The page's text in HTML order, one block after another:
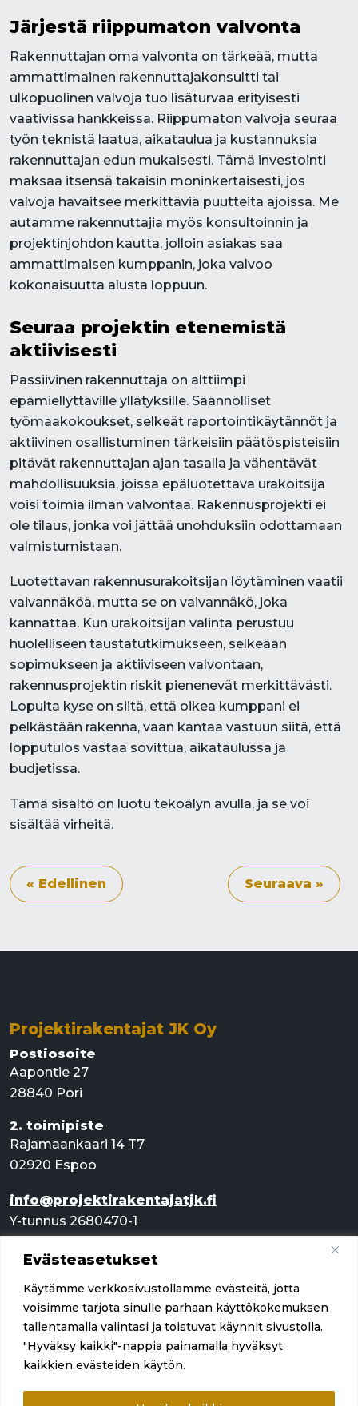
Evästeasetukset
Käytämme verkkosivustollamme evästeitä, jotta
voisimme tarjota sinulle parhaan käyttökokemuksen
tallentamalla valintasi ja toistuvat käynnit sivustolla.
"Hyväksy kaikki"-nappia painamalla hyväksyt
kaikkien evästeiden käytön.
Järjestä riippumaton valvonta
Rakennuttajan oma valvonta on tärkeää, mutta
ammattimainen rakennuttajakonsultti tai
ulkopuolinen valvoja tuo lisäturvaa erityisesti
vaativissa hankkeissa. Riippumaton valvoja seuraa
työn teknistä laatua, aikataulua ja kustannuksia
rakennuttajan edun mukaisesti. Tämä investointi
maksaa itsensä takaisin moninkertaisesti, jos
valvoja havaitsee merkittäviä puutteita ajoissa. Me
autamme rakennuttajia myös konsultoinnin ja
projektinjohdon kautta, jolloin asiakas saa
ammattimaisen kumppanin, joka valvoo
kokonaisuutta alusta loppuun.
Seuraa projektin etenemistä
aktiivisesti
Passiivinen rakennuttaja on alttiimpi
epämiellyttäville yllätyksille. Säännölliset
työmaakokoukset, selkeät raportointikäytännöt ja
aktiivinen osallistuminen tärkeisiin päätöspisteisiin
pitävät rakennuttajan ajan tasalla ja vähentävät
mahdollisuuksia, joissa epäluotettava urakoitsija
voisi toimia ilman valvontaa. Rakennusprojekti ei
ole tilaus, jonka voi jättää unohduksiin odottamaan
valmistumistaan.
Luotettavan rakennusurakoitsijan löytäminen vaatii
vaivannäköä, mutta se on vaivannäkö, joka
kannattaa. Kun urakoitsijan valinta perustuu
huolelliseen taustatutkimukseen, selkeään
sopimukseen ja aktiiviseen valvontaan,
rakennusprojektin riskit pienenevät merkittävästi.
Lopulta kyse on siitä, että oikea kumppani ei
pelkästään rakenna, vaan kantaa vastuun siitä, että
lopputulos vastaa sovittua, aikataulussa ja
budjetissa.
Tämä sisältö on luotu tekoälyn avulla, ja se voi
sisältää virheitä.
« Edellinen Seuraava »
Projektirakentajat JK Oy
Postiosoite
Aapontie 27
28840 Pori
2. toimipiste
Rajamaankaari 14 T7
02920 Espoo
info@projektirakentajatjk.fi
Y-tunnus 2680470-1
Pikalinkit
Palvelut
Referenssit
Yritys